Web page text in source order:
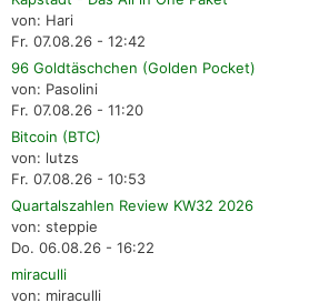
von: Hari
Fr. 07.08.26 - 12:42
96 Goldtäschchen (Golden Pocket)
von: Pasolini
Fr. 07.08.26 - 11:20
Bitcoin (BTC)
von: lutzs
Fr. 07.08.26 - 10:53
Quartalszahlen Review KW32 2026
von: steppie
Do. 06.08.26 - 16:22
miraculli
von: miraculli